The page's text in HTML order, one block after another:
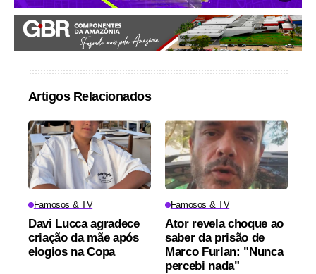
Artigos Relacionados
Famosos & TV
Davi Lucca agradece
criação da mãe após
elogios na Copa
Famosos & TV
Ator revela choque ao
saber da prisão de
Marco Furlan: "Nunca
percebi nada"